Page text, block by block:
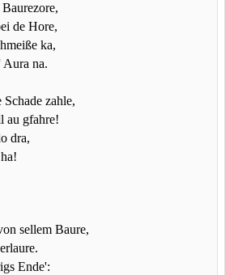
de Hore,
ka,
na.
zahle,
au gfahre!
dra,
sellem Baure,
Ende':